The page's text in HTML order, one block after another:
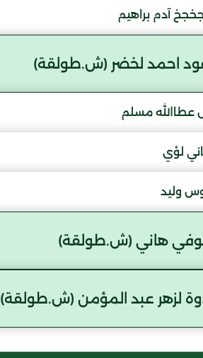
آدم براهيم
احمد لخضر (ش.طولقة)
عطاالله مسلم
لؤي
وليد
هاني (ش.طولقة)
لزهر عبد المؤمن (ش.طولقة)